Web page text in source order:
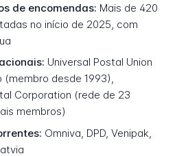
de encomendas: Mais de 420
no início de 2025, com
Universal Postal Union
(membro desde 1993),
Corporation (rede de 23
membros)
Omniva, DPD, Venipak,